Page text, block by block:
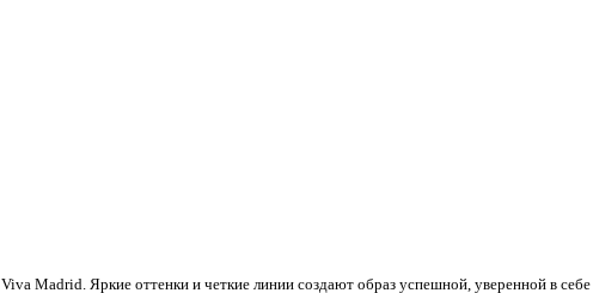
Viva Madrid. Яркие оттенки и четкие линии создают образ успешной, уверенной в